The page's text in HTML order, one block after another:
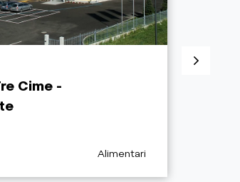
Cime -
aria.poi_category_prefix
Alimentari